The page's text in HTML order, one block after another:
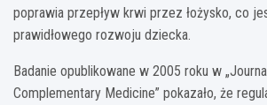
poprawia przepływ krwi przez łożysko, co
prawidłowego rozwoju dziecka.
Badanie opublikowane w 2005 roku w
Complementary Medicine” pokazało, że